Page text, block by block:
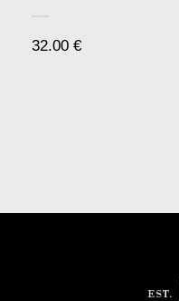
32.00 €